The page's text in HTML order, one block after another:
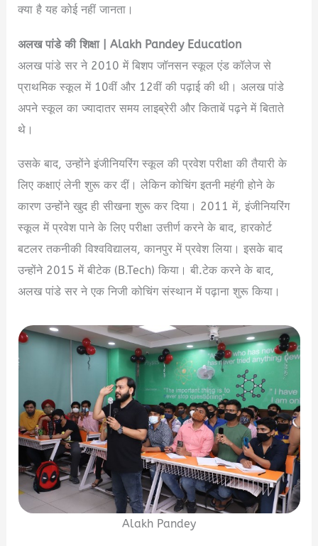
क्या है यह कोई नहीं जानता।
अलख पांडे की शिक्षा| Alakh Pandey Education
अलख पांडे सर ने 2010 में बिशप जॉनसन स्कूल एंड कॉलेज से
प्राथमिक स्कूल में 10वीं और 12वीं की पढ़ाई की थी। अलख पांडे
अपने स्कूल का ज्यादातर समय लाइब्रेरी और किताबें पढ़ने में बिताते
थे।
उसके बाद, उन्होंने इंजीनियरिंग स्कूल की प्रवेश परीक्षा की तैयारी के
लिए कक्षाएं लेनी शुरू कर दीं। लेकिन कोचिंग इतनी महंगी होने के
कारण उन्होंने खुद ही सीखना शुरू कर दिया। 2011 में, इंजीनियरिंग
स्कूल में प्रवेश पाने के लिए परीक्षा उत्तीर्ण करने के बाद, हारकोर्ट
बटलर तकनीकी विश्वविद्यालय, कानपुर में प्रवेश लिया। इसके बाद
उन्होंने 2015 में बीटेक (B.Tech) किया। बी.टेक करने के बाद,
अलख पांडे सर ने एक निजी कोचिंग संस्थान में पढ़ाना शुरू किया।
Alakh Pandey